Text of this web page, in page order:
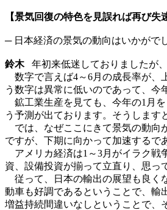
【景気回復の特色を見誤れば再び失
─ 日本経済の景気の動向はいかがで
鈴木年初来低迷しておりましたが、
数字で言えば4～6月の成長率が、
う数字は異常に低いのであって、今
鉱工業生産を見ても、今年の1月
う予測が出ております。そうします
では、なぜここにきて景気の動向
ですが、下期に向かって加速するで
アメリカ経済は1～3月がイラク戦
資、設備投資が揃って立直り、思っ
従って、日本の輸出の展望も良く
動車も好調であるということで、輸
増益持続間違いなしということで、